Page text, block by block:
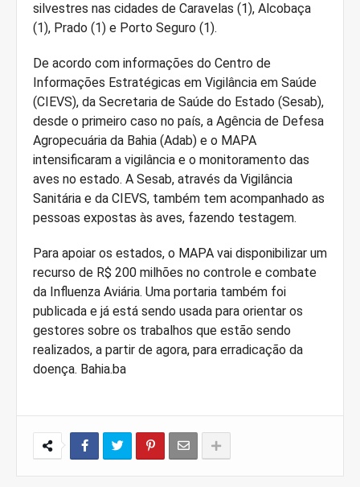
silvestres nas cidades de Caravelas (1), Alcobaça
(1), Prado (1) e Porto Seguro (1).
De acordo com informações do Centro de
Informações Estratégicas em Vigilância em Saúde
(CIEVS), da Secretaria de Saúde do Estado (Sesab),
desde o primeiro caso no país, a Agência de Defesa
Agropecuária da Bahia (Adab) e o MAPA
intensificaram a vigilância e o monitoramento das
aves no estado. A Sesab, através da Vigilância
Sanitária e da CIEVS, também tem acompanhado as
pessoas expostas às aves, fazendo testagem.
Para apoiar os estados, o MAPA vai disponibilizar um
recurso de R$ 200 milhões no controle e combate
da Influenza Aviária. Uma portaria também foi
publicada e já está sendo usada para orientar os
gestores sobre os trabalhos que estão sendo
realizados, a partir de agora, para erradicação da
doença. Bahia.ba